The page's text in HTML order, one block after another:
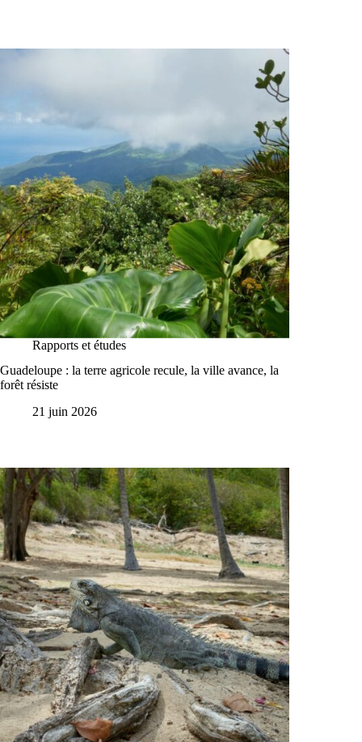
Rapports et études
Guadeloupe : la terre agricole recule, la ville avance, la
forêt résiste
21 juin 2026